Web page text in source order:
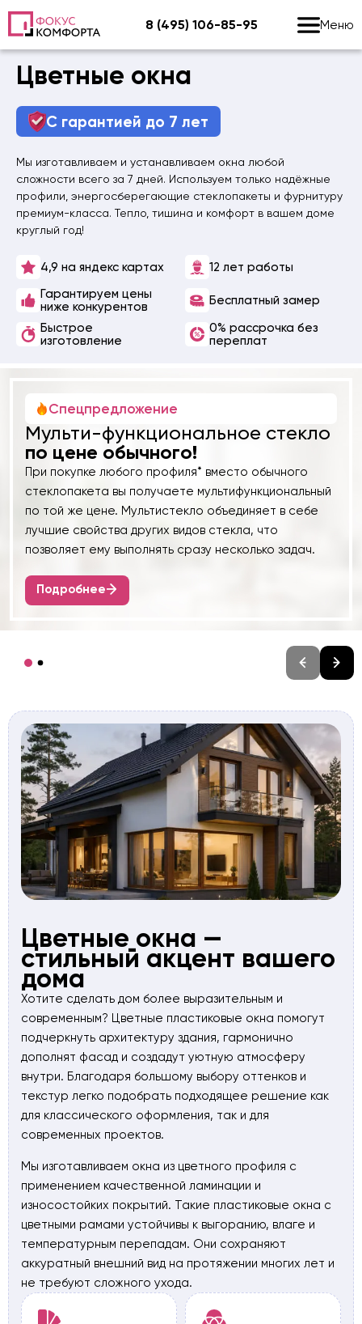
8 (495) 106-85-95 Меню
Цветные окна
С гарантией до 7 лет
Мы изготавливаем и устанавливаем окна любой
сложности всего за 7 дней. Используем только надёжные
профили, энергосберегающие стеклопакеты и фурнитуру
премиум-класса. Тепло, тишина и комфорт в вашем доме
круглый год!
4,9 на яндекс картах
12 лет работы
Гарантируем цены
ниже конкурентов
Бесплатный замер
Быстрое
изготовление
0% рассрочка без
переплат
Спецпредложение
Мульти-функциональное стекло
по цене обычного!
При покупке любого профиля* вместо обычного
стеклопакета вы получаете мультифункциональный
по той же цене. Мультистекло объединяет в себе
лучшие свойства других видов стекла, что
позволяет ему выполнять сразу несколько задач.
Подробнее
Цветные окна —
стильный акцент вашего
дома
Хотите сделать дом более выразительным и
современным? Цветные пластиковые окна помогут
подчеркнуть архитектуру здания, гармонично
дополнят фасад и создадут уютную атмосферу
внутри. Благодаря большому выбору оттенков и
текстур легко подобрать подходящее решение как
для классического оформления, так и для
современных проектов.
Мы изготавливаем окна из цветного профиля с
применением качественной ламинации и
износостойких покрытий. Такие пластиковые окна с
цветными рамами устойчивы к выгоранию, влаге и
температурным перепадам. Они сохраняют
аккуратный внешний вид на протяжении многих лет и
не требуют сложного ухода.